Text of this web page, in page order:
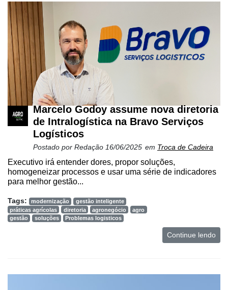
Cadastre-
se
Notícias
Destaque
Mercado
Marcelo Godoy assume nova diretoria
de Intralogística na Bravo Serviços
Logísticos
Postado por Redação 16/06/2025 em Troca de Cadeira
Executivo irá entender dores, propor soluções,
homogeneizar processos e usar uma série de indicadores
para melhor gestão...
Tags: modernização
gestão inteligente
práticas agrícolas
diretoria agronegócio
agro
gestão
soluções Problemas logisticos
Continue lendo